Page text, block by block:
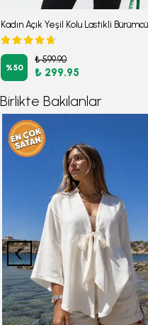
%50
₺ 599.90
₺ 299.95
Birlikte Bakılanlar